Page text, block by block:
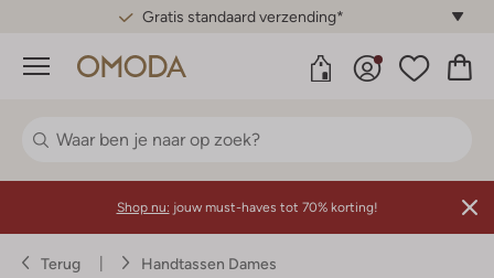
Gratis standaard verzending*
Menu
Shop nu: jouw must-haves tot 70% korting!
Terug Handtassen Dames